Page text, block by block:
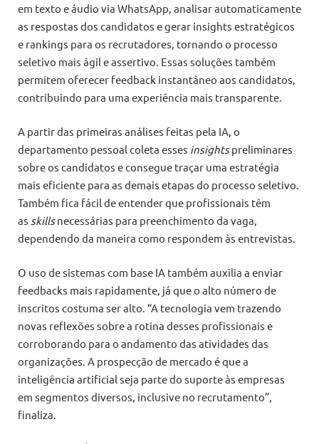
em texto e áudio via WhatsApp, analisar automaticamente
as respostas dos candidatos e gerar insights estratégicos
e rankings para os recrutadores, tornando o processo
seletivo mais ágil e assertivo. Essas soluções também
permitem oferecer feedback instantâneo aos candidatos,
contribuindo para uma experiência mais transparente.
A partir das primeiras análises feitas pela IA, o
departamento pessoal coleta esses insightspreliminares
sobre os candidatos e consegue traçar uma estratégia
mais eficiente para as demais etapas do processo seletivo.
Também fica fácil de entender que profissionais têm
as skillsnecessárias para preenchimento da vaga,
dependendo da maneira como respondem às entrevistas.
O uso de sistemas com base IA também auxilia a enviar
feedbacks mais rapidamente, já que o alto número de
inscritos costuma ser alto. “A tecnologia vem trazendo
novas reflexões sobre a rotina desses profissionais e
corroborando para o andamento das atividades das
organizações. A prospecção de mercado é que a
inteligência artificial seja parte do suporte às empresas
em segmentos diversos, inclusive no recrutamento”,
finaliza.